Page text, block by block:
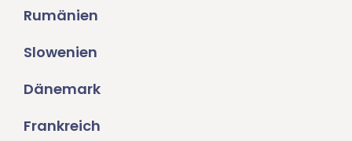
Rumänien
Slowenien
Dänemark
Frankreich